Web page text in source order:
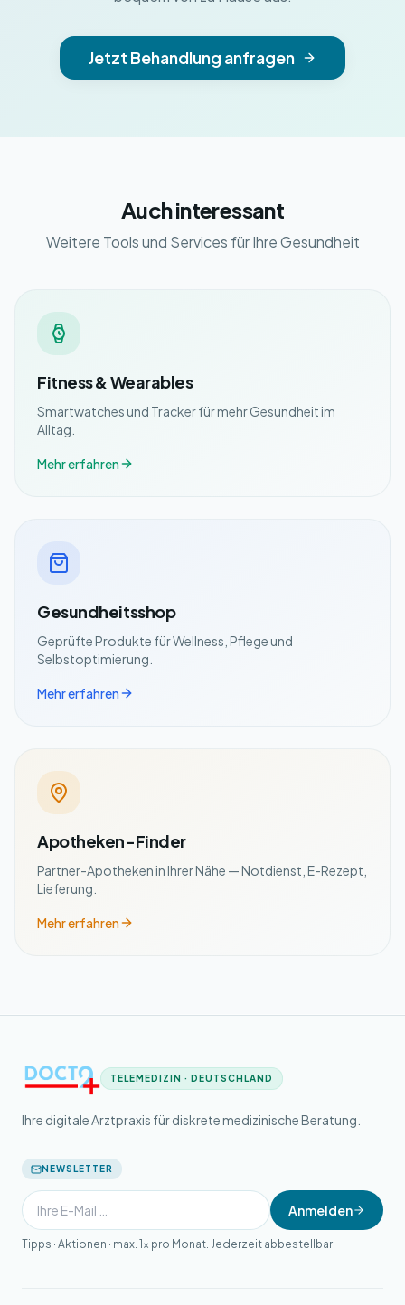
Jetzt Behandlung anfragen
Auch interessant
Weitere Tools und Services für Ihre Gesundheit
Fitness & Wearables
Smartwatches und Tracker für mehr Gesundheit im
Alltag.
Mehr erfahren
Gesundheitsshop
Geprüfte Produkte für Wellness, Pflege und
Selbstoptimierung.
Mehr erfahren
Apotheken-Finder
Partner-Apotheken in Ihrer Nähe — Notdienst, E-Rezept,
Lieferung.
Mehr erfahren
TELEMEDIZIN · DEUTSCHLAND
Ihre digitale Arztpraxis für diskrete medizinische Beratung.
NEWSLETTER
Anmelden
Tipps · Aktionen · max. 1× pro Monat. Jederzeit abbestellbar.